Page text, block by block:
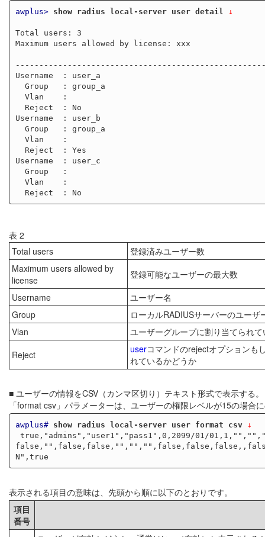
awplus> show radius local-server user detail ↓
Total users: 3
Maximum users allowed by license: xxx
Username  : user_a
Username  : user_b
Username  : user_c
表 2
Total users
登録済みユーザー数
Maximum users allowed by
license
登録可能なユーザーの最大数
Username
ユーザー名
Group
ローカルRADIUSサーバーのユーザ
Vlan
ユーザーグループに割り当てられ
Reject
userコマンドのrejectオプションも
れているかどうか
■ ユーザーの情報をCSV（カンマ区切り）テキスト形式で表示する。
「format csv」パラメーターは、ユーザーの権限レベルが15の場合
awplus# show radius local-server user format csv ↓
表示される項目の意味は、先頭から順に以下のとおりです。
項目
番号